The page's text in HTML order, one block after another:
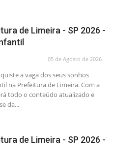
de Limeira - SP 2026 -
05 de Agosto de 2026
a vaga dos seus sonhos
na Prefeitura de Limeira. Com a
todo o conteúdo atualizado e
da...
de Limeira - SP 2026 -